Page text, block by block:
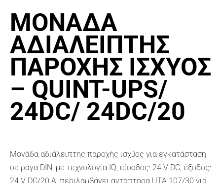
ΜΟΝΆΔΑ
ΑΔΙΆΛΕΙΠΤΗΣ
ΠΑΡΟΧΉΣ ΙΣΧΎΟΣ
– QUINT-UPS/
24DC/ 24DC/20
Μονάδα αδιάλειπτης παροχής ισχύος για εγκατάσταση
σε ράγα DIN, με τεχνολογία IQ, είσοδος: 24 V DC, έξοδος:
24 V DC/20 A, περιλαμβάνει αντάπτορα UTA 107/30 για